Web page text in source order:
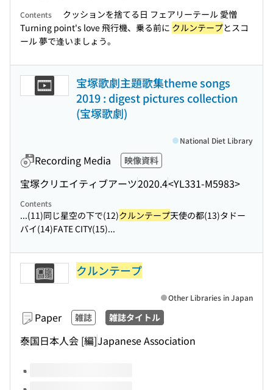
Contents
クッションを捨てる日 フェアリーテール 愛憎
Turning point's love 飛行機、乗る前に クルンテープとスコ
ール 夢で逢いましょう。
宝塚歌劇主題歌集theme songs
2019 : digest pictures collection
(宝塚歌劇)
Recording Media 映像資料
宝塚クリエイティブアーツ2020.4<YL331-M5983>
National Diet Library
Contents
...(11)同じ星空の下で(12)クルンテープ天使の都(13)タドー
バイ(14)FATE CITY(15)...
クルンテープ
Paper 雑誌 雑誌タイトル
泰国日本人会 [編]Japanese Association
Other Libraries in Japan
Volumes of this title